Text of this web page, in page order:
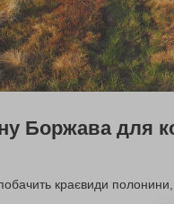
Боржава для
краєвиди